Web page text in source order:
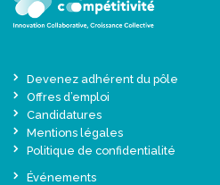
Devenez adhérent du pôle
Offres d’emploi
Candidatures
Mentions légales
Politique de confidentialité
Événements